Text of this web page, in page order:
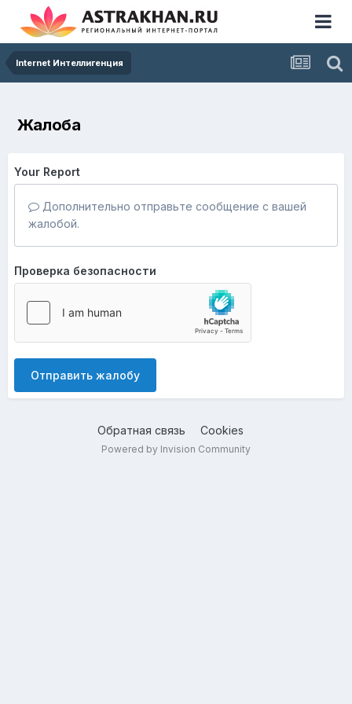
Internet Интеллигенция
Жалоба
Your Report
Дополнительно отправьте сообщение с вашей
жалобой.
Проверка безопасности
Отправить жалобу
Обратная связь Cookies
Powered by Invision Community